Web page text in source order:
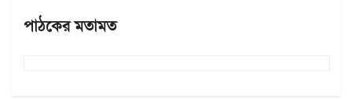
পাঠকের মতামত